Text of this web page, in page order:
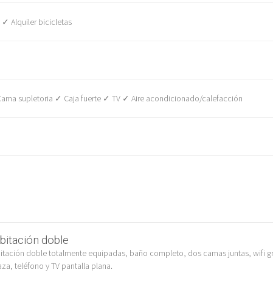
Alquiler bicicletas
supletoria ✓ Caja fuerte ✓ TV ✓ Aire acondicionado/calefacción
doble
doble totalmente equipadas, baño completo, dos camas juntas, wifi
teléfono y TV pantalla plana.